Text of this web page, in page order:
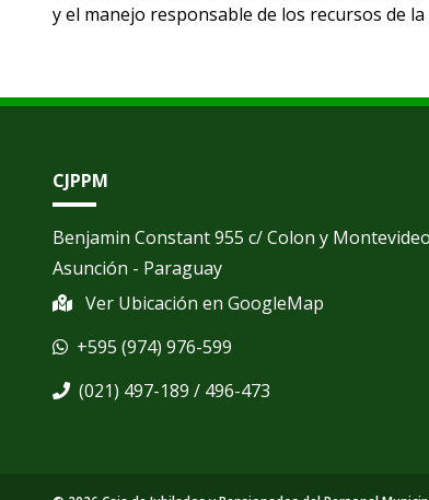
y el manejo responsable de los recursos de la
CJPPM
Benjamin Constant 955 c/ Colon y Montevideo
Asunción - Paraguay
Ver Ubicación en GoogleMap
+595 (974) 976-599
(021) 497-189 / 496-473